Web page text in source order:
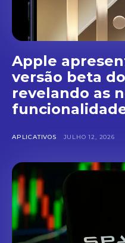
Apple
versão beta do
revelando as
APLICATIVOS JULHO 12, 2026